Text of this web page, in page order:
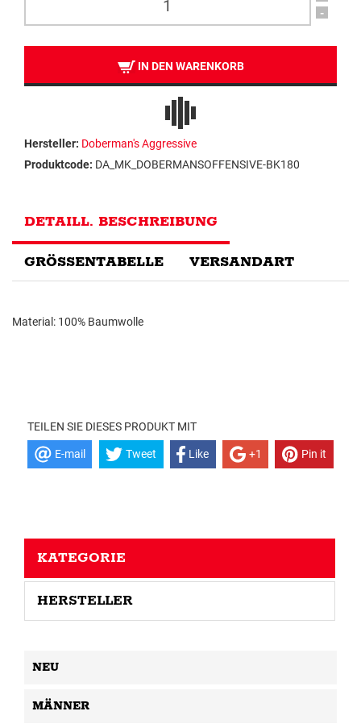
-
IN DEN WARENKORB
Hersteller: Doberman's Aggressive
Produktcode: DA_MK_DOBERMANSOFFENSIVE-BK180
DETAILL. BESCHREIBUNG
GRÖSSENTABELLE VERSANDART
Material: 100% Baumwolle
TEILEN SIE DIESES PRODUKT MIT
E-mail Tweet Like +1 Pin it
KATEGORIE
HERSTELLER
NEU
MÄNNER